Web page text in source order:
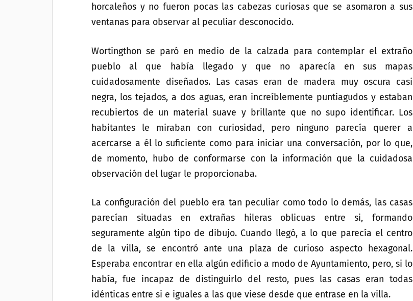
horcaleños y no fueron pocas las cabezas curiosas que se asomaron a sus
ventanas para observar al peculiar desconocido.
Wortingthon se paró en medio de la calzada para contemplar el extraño
pueblo al que había llegado y que no aparecía en sus mapas
cuidadosamente diseñados. Las casas eran de madera muy oscura casi
negra, los tejados, a dos aguas, eran increíblemente puntiagudos y estaban
recubiertos de un material suave y brillante que no supo identificar. Los
habitantes le miraban con curiosidad, pero ninguno parecía querer a
acercarse a él lo suficiente como para iniciar una conversación, por lo que,
de momento, hubo de conformarse con la información que la cuidadosa
observación del lugar le proporcionaba.
La configuración del pueblo era tan peculiar como todo lo demás, las casas
parecían situadas en extrañas hileras oblicuas entre si, formando
seguramente algún tipo de dibujo. Cuando llegó, a lo que parecía el centro
de la villa, se encontró ante una plaza de curioso aspecto hexagonal.
Esperaba encontrar en ella algún edificio a modo de Ayuntamiento, pero, si lo
había, fue incapaz de distinguirlo del resto, pues las casas eran todas
idénticas entre si e iguales a las que viese desde que entrase en la villa.